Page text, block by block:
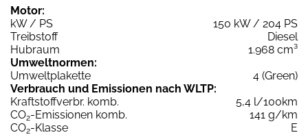
Motor:
kW / PS
150 kW / 204 PS
Treibstoff
Diesel
Hubraum
1.968 cm³
Umweltnormen:
Umweltplakette
4 (Green)
Verbrauch und Emissionen nach WLTP:
Kraftstoffverbr. komb.
5,4 l/100km
CO2-Emissionen komb.
141 g/km
CO2-Klasse
E